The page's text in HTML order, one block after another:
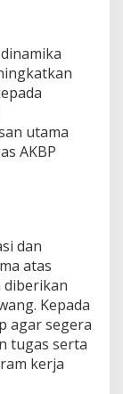
utama
AKBP
dan
atas
diberikan
Kepada
agar segera
tugas serta
kerja